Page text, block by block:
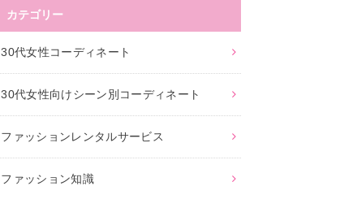
カテゴリー
30代女性コーディネート
30代女性向けシーン別コーディネート
ファッションレンタルサービス
ファッション知識